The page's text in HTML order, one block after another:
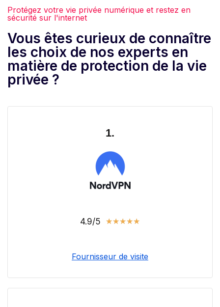
Protégez votre vie privée numérique et restez en
sécurité sur l'internet
Vous êtes curieux de connaître
les choix de nos experts en
matière de protection de la vie
privée ?
1.
4.9/5 ★★★★★
Fournisseur de visite